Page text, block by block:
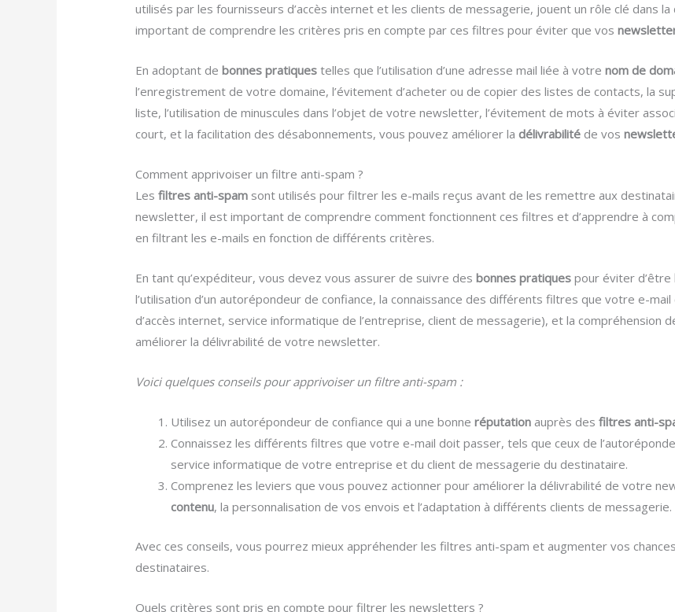
utilisés par les fournisseurs d’accès internet et les clients de messagerie, jouent un rôle clé dans
important de comprendre les critères pris en compte par ces filtres pour éviter que vos
En adoptant debonnes pratiques telles que l’utilisation d’une adresse mail liée à votrenom de
l’enregistrement de votre domaine, l’évitement d’acheter ou de copier des listes de contacts, la
liste, l’utilisation de minuscules dans l’objet de votre newsletter, l’évitement de mots à éviter
court, et la facilitation des désabonnements, vous pouvez améliorer ladélivrabilité de vos
Comment apprivoiser un filtre anti-spam ?
Lesfiltres anti-spam sont utilisés pour filtrer les e-mails reçus avant de les remettre aux
newsletter, il est important de comprendre comment fonctionnent ces filtres et d’apprendre à
en filtrant les e-mails en fonction de différents critères.
En tant qu’expéditeur, vous devez vous assurer de suivre desbonnes pratiques pour éviter d’être
l’utilisation d’un autorépondeur de confiance, la connaissance des différents filtres que votre e-
d’accès internet, service informatique de l’entreprise, client de messagerie), et la compréhension
améliorer la délivrabilité de votre newsletter.
Voici quelques conseils pour apprivoiser un filtre anti-spam :
Utilisez un autorépondeur de confiance qui a une bonneréputation auprès desfiltres anti-
Connaissez les différents filtres que votre e-mail doit passer, tels que ceux de
service informatique de votre entreprise et du client de messagerie du destinataire.
Comprenez les leviers que vous pouvez actionner pour améliorer la délivrabilité de votre
contenu, la personnalisation de vos envois et l’adaptation à différents clients de messagerie.
Avec ces conseils, vous pourrez mieux appréhender les filtres anti-spam et augmenter vos
destinataires.
Quels critères sont pris en compte pour filtrer les newsletters ?